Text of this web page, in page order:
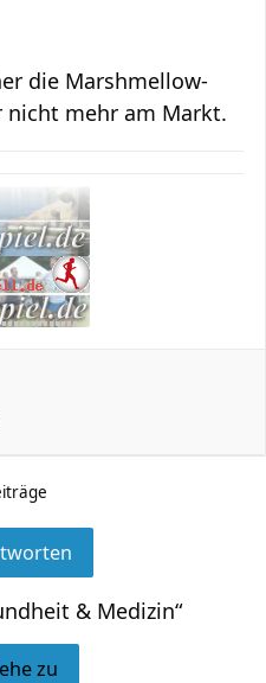
die Marshmellow-
nicht mehr am Markt.
& Medizin“
zu